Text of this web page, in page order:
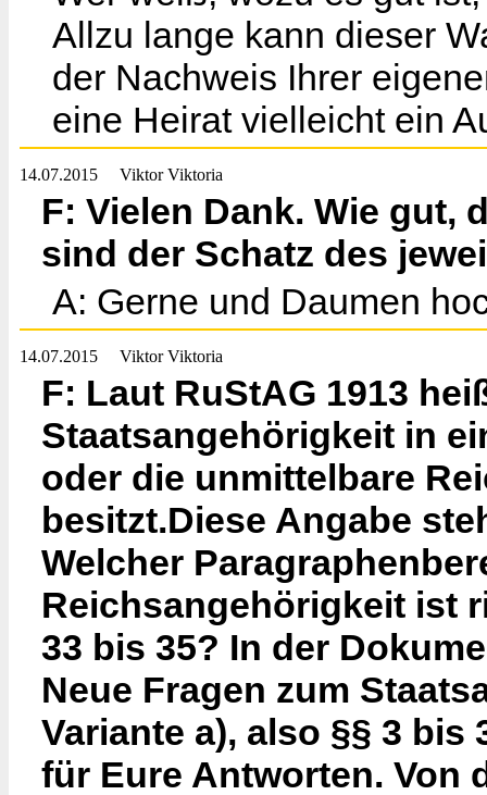
Allzu lange kann dieser
der Nachweis Ihrer
eine Heirat vielleicht ein
14.07.2015 Viktor Viktoria
F: Vielen Dank. Wie gut,
sind der Schatz des
A: Gerne und Daumen
14.07.2015 Viktor Viktoria
F: Laut RuStAG 1913
Staatsangehörigkeit in
oder die unmittelbare
besitzt.Diese Angabe
Welcher
Reichsangehörigkeit ist
33 bis 35? In der
Neue Fragen zum
Variante a), also §§ 3 bis
für Eure Antworten. Von